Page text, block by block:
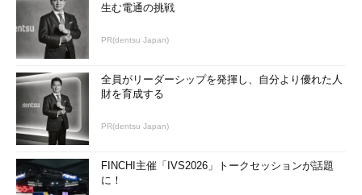
生む電通の挑戦
PR(dentsu Japan)
全員がリーダーシップを発揮し、自分より優れた人
財を育成する
PR(dentsu Japan)
FINCHI主催「IVS2026」トークセッションが話題
に！